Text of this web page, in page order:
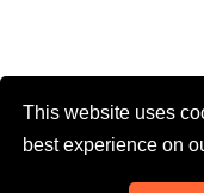
This website uses
best experience on